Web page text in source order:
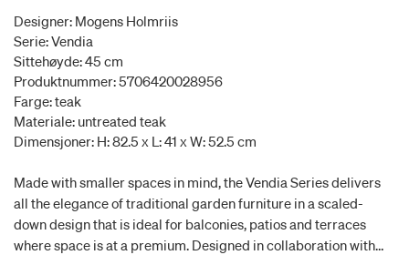
Designer: Mogens Holmriis
Serie: Vendia
Sittehøyde: 45 cm
Produktnummer: 5706420028956
Farge: teak
Materiale: untreated teak
Dimensjoner: H: 82.5 x L: 41 x W: 52.5 cm
Made with smaller spaces in mind, the Vendia Series delivers
all the elegance of traditional garden furniture in a scaled-
down design that is ideal for balconies, patios and terraces
where space is at a premium. Designed in collaboration with